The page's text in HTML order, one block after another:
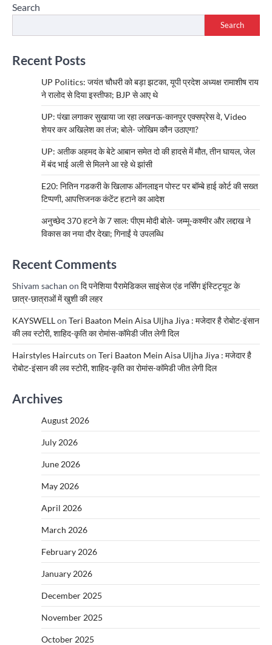
Search
Search
Recent Posts
UP Politics: जयंत चौधरी को बड़ा झटका, यूपी प्रदेश अध्यक्ष रामाशीष राय
ने रालोद से दिया इस्तीफा; BJP से आए थे
UP: पंखा लगाकर सुखाया जा रहा लखनऊ-कानपुर एक्सप्रेस वे, Video
शेयर कर अखिलेश का तंज; बोले- जोखिम कौन उठाएगा?
UP: अतीक अहमद के बेटे आबान समेत दो की हादसे में मौत, तीन घायल, जेल
में बंद भाई अली से मिलने आ रहे थे झांसी
E20: नितिन गडकरी के खिलाफ ऑनलाइन पोस्ट पर बॉम्बे हाई कोर्ट की सख्त
टिप्पणी, आपत्तिजनक कंटेंट हटाने का आदेश
अनुच्छेद 370 हटने के 7 साल: पीएम मोदी बोले- जम्मू-कश्मीर और लद्दाख ने
विकास का नया दौर देखा; गिनाईं ये उपलब्धि
Recent Comments
Shivam sachan on दि पनेशिया पैरामेडिकल साइंसेज एंड नर्सिंग इंस्टिट्यूट के
छात्र-छात्राओं में खुशी की लहर
KAYSWELLon Teri Baaton Mein Aisa Uljha Jiya : मजेदार है रोबोट-इंसान
की लव स्टोरी, शाहिद-कृति का रोमांस-कॉमेडी जीत लेगी दिल
Hairstyles Haircutson Teri Baaton Mein Aisa Uljha Jiya : मजेदार है
रोबोट-इंसान की लव स्टोरी, शाहिद-कृति का रोमांस-कॉमेडी जीत लेगी दिल
Archives
August 2026
July 2026
June 2026
May 2026
April 2026
March 2026
February 2026
January 2026
December 2025
November 2025
October 2025